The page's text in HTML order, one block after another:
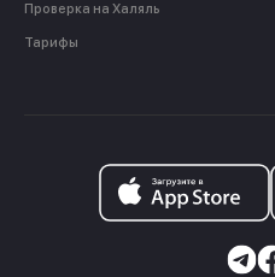
Проверка на Халяль
Тарифы